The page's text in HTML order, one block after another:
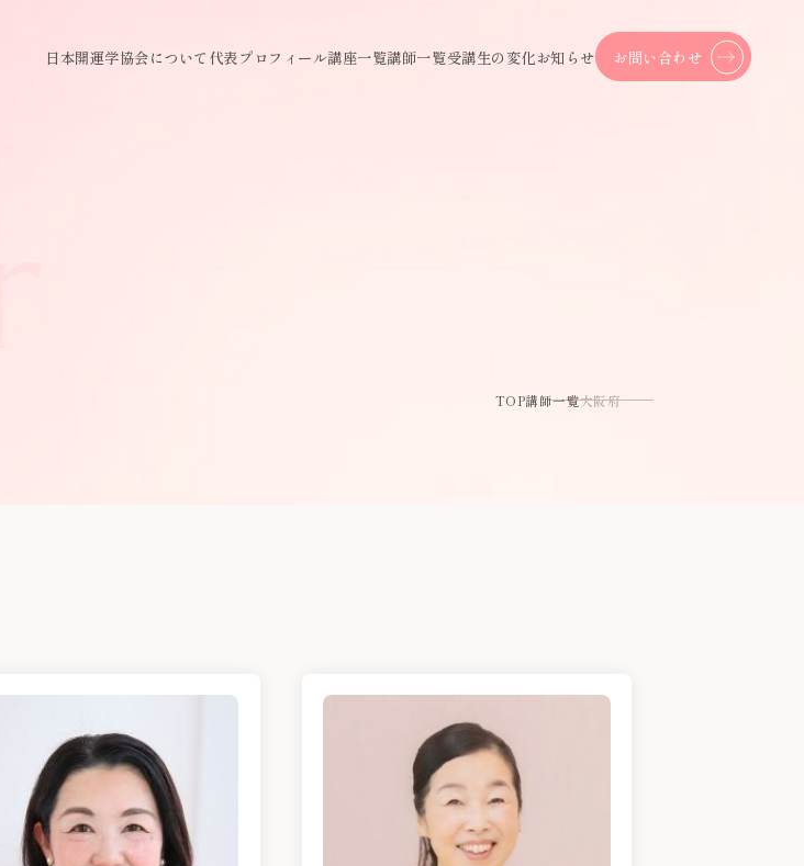
日本開運学協会について 代表プロフィール講座一覧講師一覧受講生の変化お知らせ お問い合わせ
TOP講師一覧大阪府